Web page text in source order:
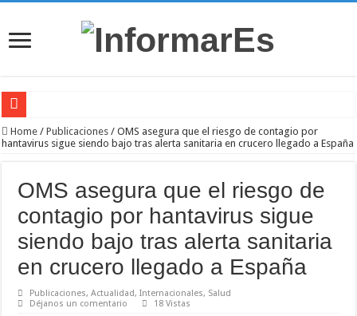
Nayib Bukele condecora a 452 rescatistas salvadoreños por su misión
Especialistas piden preservar y clasificar los escombros de los terremotos para
Científicos argentinos encuentran un VHS intacto a 2.600 metros de
Balance oficial de los sismos en Venezuela asciende a 2.295 fallecidos mientras
Fernando Muslera asumió la responsabilidad tras la derrota de Uruguay ante
Terremotos en Venezuela dejan al menos 164 fallecidos y cerca de mil heridos
Meta presenta sus nuevos lentes inteligentes sin Ray-Ban: modelos más
Home / Publicaciones / OMS asegura que el riesgo de contagio por
hantavirus sigue siendo bajo tras alerta sanitaria en crucero llegado a España
OMS asegura que el riesgo de
contagio por hantavirus sigue
siendo bajo tras alerta sanitaria
en crucero llegado a España
Publicaciones,Actualidad,Internacionales, Salud
Déjanos un comentario
18 Vistas